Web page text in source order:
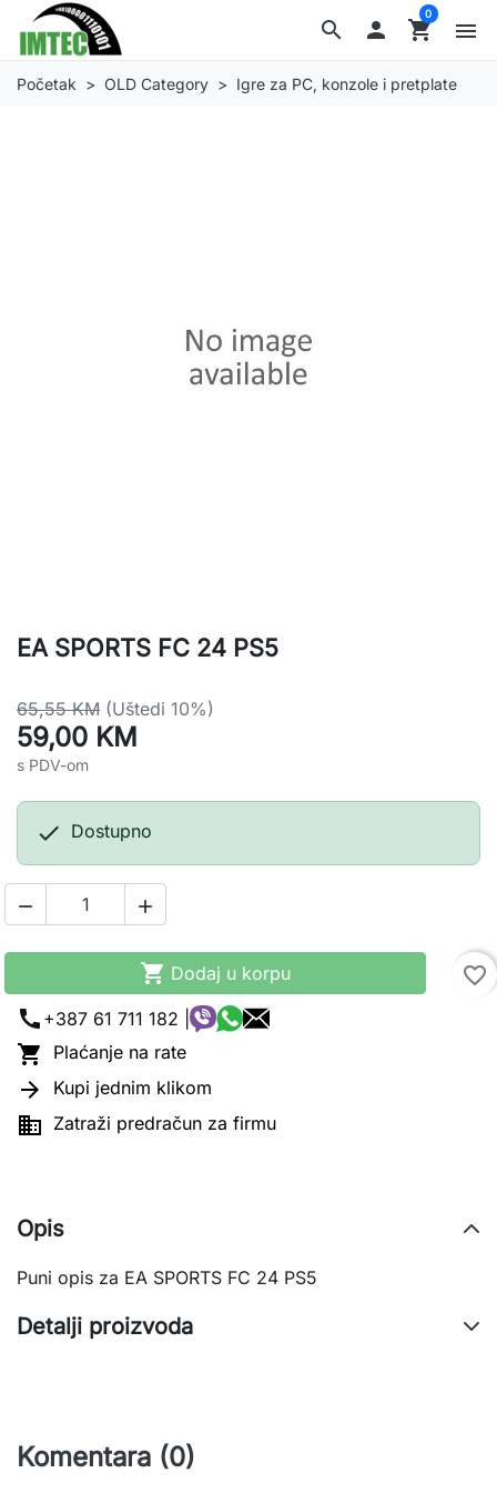
search  shopping_cart
0
menu
Početak OLD Category Igre za PC, konzole i pretplate
EA SPORTS FC 24 PS5
65,55 KM (Uštedi 10%)
59,00 KM
s PDV-om
 Dostupno
 
 Dodaj u korpu
favorite_border
call +387 61 711 182 |
 Plaćanje na rate
 Kupi jednim klikom
 Zatraži predračun za firmu
Opis
Puni opis za EA SPORTS FC 24 PS5
Detalji proizvoda
Komentara (0)